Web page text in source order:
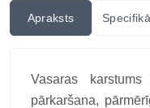
Apraksts
Vasaras
pārkaršana,